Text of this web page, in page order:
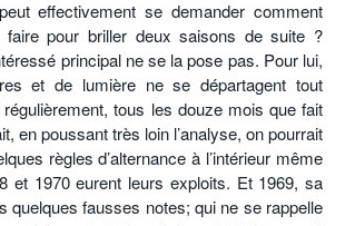
effectivement se demander comment
faire pour briller deux saisons de suite ?
principal ne se la pose pas. Pour lui,
et de lumière ne se départagent tout
régulièrement, tous les douze mois que fait
en poussant très loin l’analyse, on pourrait
règles d’alternance à l’intérieur même
et 1970 eurent leurs exploits. Et 1969, sa
quelques fausses notes; qui ne se rappelle